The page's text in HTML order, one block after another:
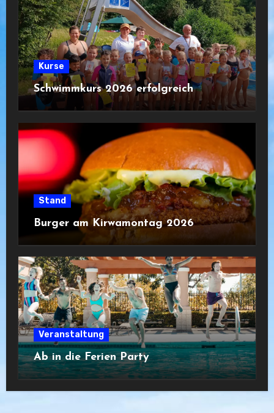
Kurse
Schwimmkurs 2026 erfolgreich
Stand
Burger am Kirwamontag 2026
Veranstaltung
Ab in die Ferien Party